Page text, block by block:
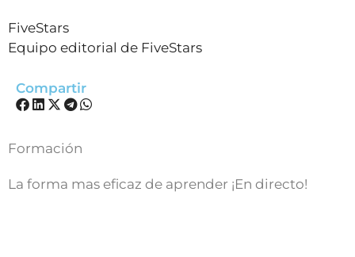
FiveStars
Equipo editorial de FiveStars
Compartir
Formación
La forma mas eficaz de aprender ¡En directo!